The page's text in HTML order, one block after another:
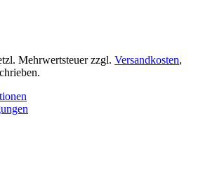
Mehrwertsteuer zzgl. Versandkosten,